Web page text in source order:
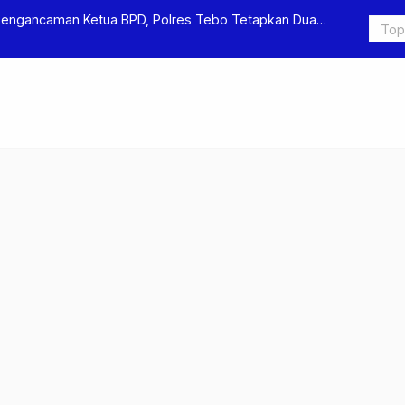
Ketua BPD, Polres Tebo Tetapkan Dua
Polres